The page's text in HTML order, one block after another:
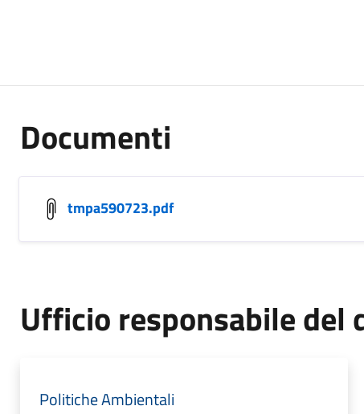
Documenti
tmpa590723.pdf
Ufficio responsabile del
Politiche Ambientali